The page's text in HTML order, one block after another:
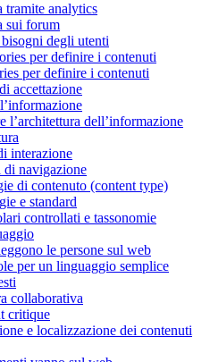
tramite analytics
sui forum
degli utenti
per definire i contenuti
per definire i contenuti
accettazione
l’architettura dell’informazione
interazione
di navigazione
di contenuto (content type)
e standard
controllati e tassonomie
le persone sul web
per un linguaggio semplice
collaborativa
critique
e localizzazione dei contenuti